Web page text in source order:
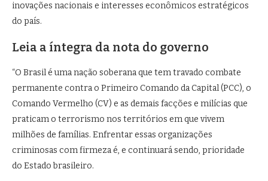
inovações nacionais e interesses econômicos estratégicos
do país.
Leia a íntegra da nota do governo
“O Brasil é uma nação soberana que tem travado combate
permanente contra o Primeiro Comando da Capital (PCC), o
Comando Vermelho (CV) e as demais facções e milícias que
praticam o terrorismo nos territórios em que vivem
milhões de famílias. Enfrentar essas organizações
criminosas com firmeza é, e continuará sendo, prioridade
do Estado brasileiro.